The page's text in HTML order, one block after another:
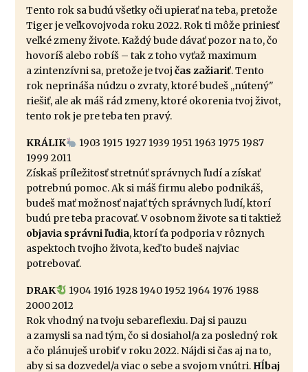
Tento rok sa budú všetky oči upierať na teba, pretože
Tiger je veľkovojvoda roku 2022. Rok ti môže priniesť
veľké zmeny živote. Každý bude dávať pozor na to, čo
hovoríš alebo robíš – tak z toho vyťaž maximum
a zintenzívni sa, pretože je tvoj čas zažiariť. Tento
rok neprináša núdzu o zvraty, ktoré budeš ,,nútený"
riešiť, ale ak máš rád zmeny, ktoré okorenia tvoj život,
tento rok je pre teba ten pravý.
KRÁLIK
1903 1915 1927 1939 1951 1963 1975 1987
1999 2011
Získaš príležitosť stretnúť správnych ľudí a získať
potrebnú pomoc. Ak si máš firmu alebo podnikáš,
budeš mať možnosť najať tých správnych ľudí, ktorí
budú pre teba pracovať. V osobnom živote sa ti taktiež
objavia správni ľudia, ktorí ťa podporia v rôznych
aspektoch tvojho života, keď to budeš najviac
potrebovať.
DRAK
1904 1916 1928 1940 1952 1964 1976 1988
2000 2012
Rok vhodný na tvoju sebareflexiu. Daj si pauzu
a zamysli sa nad tým, čo si dosiahol/a za posledný rok
a čo plánuješ urobiť v roku 2022. Nájdi si čas aj na to,
aby si sa dozvedel/a viac o sebe a svojom vnútri. Hĺbaj